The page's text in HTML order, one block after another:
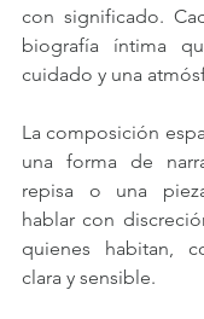
con significado.
biografía íntima
cuidado y una
La composición
una forma de
repisa o una
hablar con
quienes habitan,
clara y sensible.